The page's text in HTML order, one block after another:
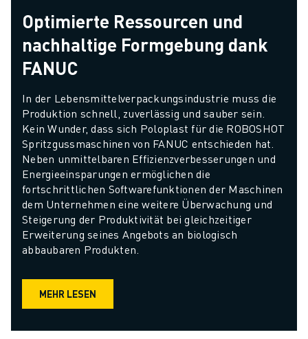
Optimierte Ressourcen und
nachhaltige Formgebung dank
FANUC
In der Lebensmittelverpackungsindustrie muss die
Produktion schnell, zuverlässig und sauber sein.
Kein Wunder, dass sich Poloplast für die ROBOSHOT
Spritzgussmaschinen von FANUC entschieden hat.
Neben unmittelbaren Effizienzverbesserungen und
Energieeinsparungen ermöglichen die
fortschrittlichen Softwarefunktionen der Maschinen
dem Unternehmen eine weitere Überwachung und
Steigerung der Produktivität bei gleichzeitiger
Erweiterung seines Angebots an biologisch
abbaubaren Produkten.
MEHR LESEN